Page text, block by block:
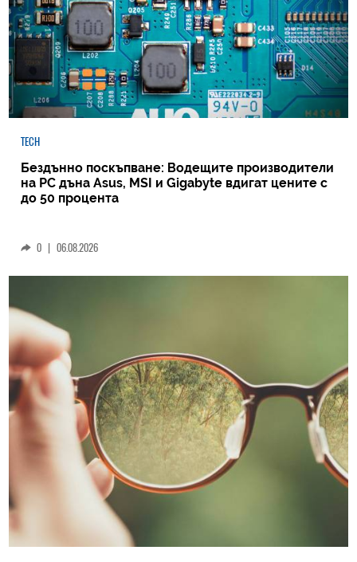
TECH
Бездънно поскъпване: Водещите производители
на РС дъна Asus, MSI и Gigabyte вдигат цените с
до 50 процента
0 | 06.08.2026